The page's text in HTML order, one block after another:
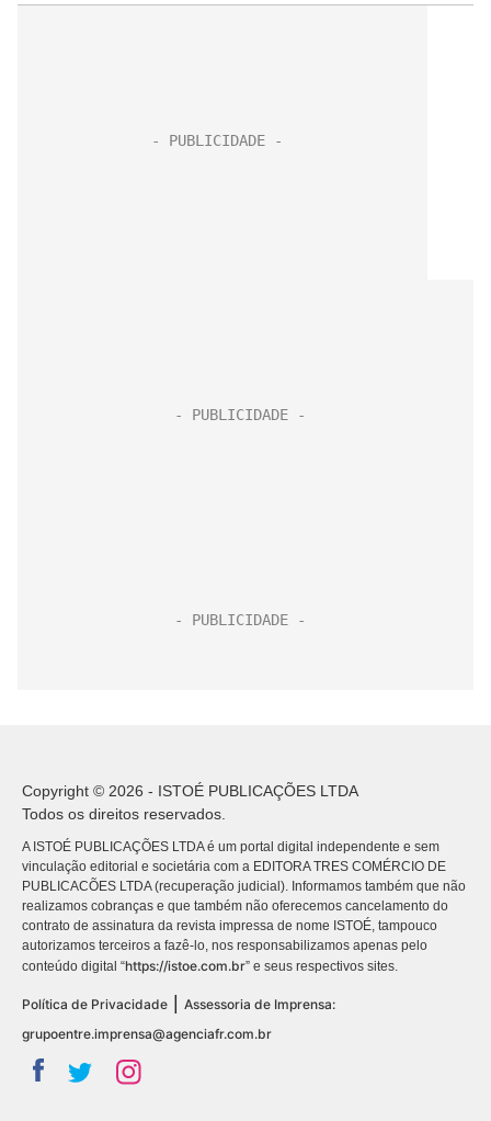
Copyright © 2026 - ISTOÉ PUBLICAÇÕES LTDA
Todos os direitos reservados.
A ISTOÉ PUBLICAÇÕES LTDA é um portal digital independente e sem
vinculação editorial e societária com a EDITORA TRES COMÉRCIO DE
PUBLICACÕES LTDA (recuperação judicial). Informamos também que não
realizamos cobranças e que também não oferecemos cancelamento do
contrato de assinatura da revista impressa de nome ISTOÉ, tampouco
autorizamos terceiros a fazê-lo, nos responsabilizamos apenas pelo
conteúdo digital “https://istoe.com.br” e seus respectivos sites.
Política de Privacidade
Assessoria de Imprensa:
grupoentre.imprensa@agenciafr.com.br